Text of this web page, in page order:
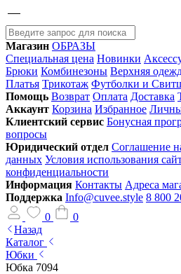
Магазин ОБРАЗЫ
Специальная цена Новинки
Брюки Комбинезоны Верхняя
Платья Трикотаж Футболки и
Помощь Возврат Оплата Доставка
Аккаунт Корзина Избранное
Клиентский сервис Бонусная
вопросы
Юридический отдел Соглашение
данных Условия использования
конфиденциальности
Информация Контакты Адреса
Поддержка Info@cuvee.style 8 800
0
0
Назад
Каталог
Юбки
Юбка 7094